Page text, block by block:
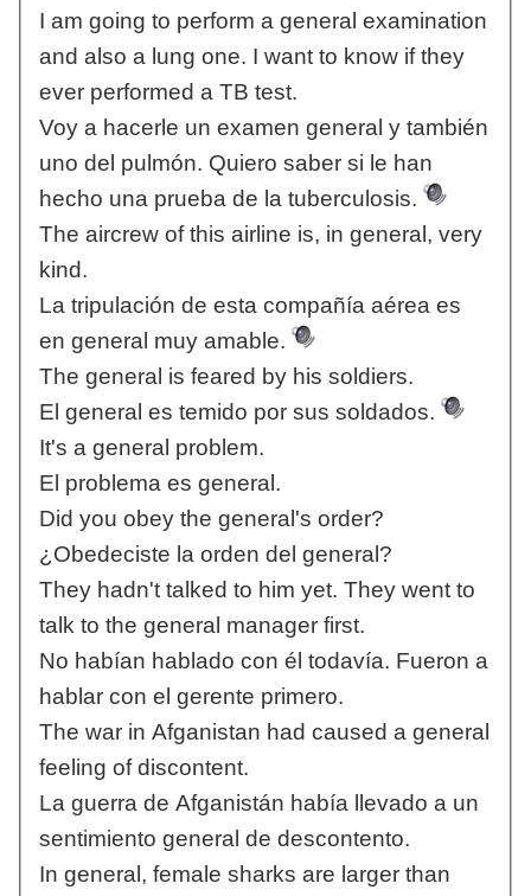
I am going to perform a general examination
and also a lung one. I want to know if they
ever performed a TB test.
Voy a hacerle un examen general y también
uno del pulmón. Quiero saber si le han
hecho una prueba de la tuberculosis.
The aircrew of this airline is, in general, very
kind.
La tripulación de esta compañía aérea es
en general muy amable.
The general is feared by his soldiers.
El general es temido por sus soldados.
It's a general problem.
El problema es general.
Did you obey the general's order?
¿Obedeciste la orden del general?
They hadn't talked to him yet. They went to
talk to the general manager first.
No habían hablado con él todavía. Fueron a
hablar con el gerente primero.
The war in Afganistan had caused a general
feeling of discontent.
La guerra de Afganistán había llevado a un
sentimiento general de descontento.
In general, female sharks are larger than